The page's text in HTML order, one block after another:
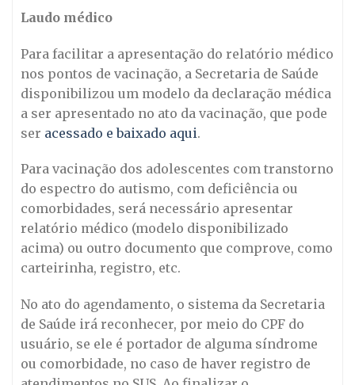
Laudo médico
Para facilitar a apresentação do relatório médico
nos pontos de vacinação, a Secretaria de Saúde
disponibilizou um modelo da declaração médica
a ser apresentado no ato da vacinação, que pode
ser acessado e baixado aqui.
Para vacinação dos adolescentes com transtorno
do espectro do autismo, com deficiência ou
comorbidades, será necessário apresentar
relatório médico (modelo disponibilizado
acima) ou outro documento que comprove, como
carteirinha, registro, etc.
No ato do agendamento, o sistema da Secretaria
de Saúde irá reconhecer, por meio do CPF do
usuário, se ele é portador de alguma síndrome
ou comorbidade, no caso de haver registro de